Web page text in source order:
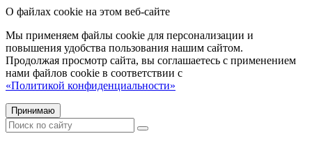
О файлах cookie на этом веб-сайте
Мы применяем файлы cookie для персонализации и
повышения удобства пользования нашим сайтом.
Продолжая просмотр сайта, вы соглашаетесь с применением
нами файлов cookie в соответствии с
«Политикой конфиденциальности»
Принимаю